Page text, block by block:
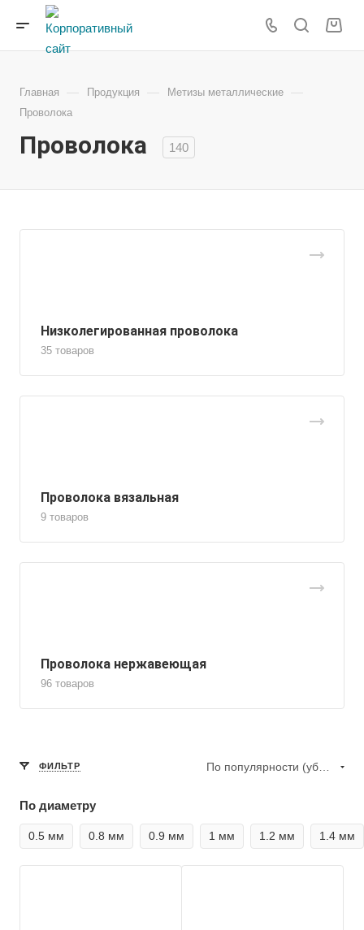
Главная — Продукция — Метизы металлические —
Проволока
Проволока 140
Низколегированная проволока
35 товаров
Проволока вязальная
9 товаров
Проволока нержавеющая
96 товаров
ФИЛЬТР
По диаметру
0.5 мм 0.8 мм 0.9 мм 1 мм 1.2 мм 1.4 мм